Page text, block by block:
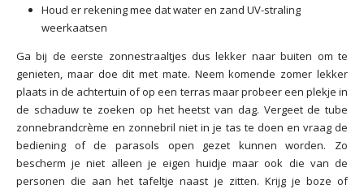
Houd er rekening mee dat water en zand UV-straling
weerkaatsen
Ga bij de eerste zonnestraaltjes dus lekker naar buiten om te
genieten, maar doe dit met mate. Neem komende zomer lekker
plaats in de achtertuin of op een terras maar probeer een plekje in
de schaduw te zoeken op het heetst van dag. Vergeet de tube
zonnebrandcrème en zonnebril niet in je tas te doen en vraag de
bediening of de parasols open gezet kunnen worden. Zo
bescherm je niet alleen je eigen huidje maar ook die van de
personen die aan het tafeltje naast je zitten. Krijg je boze of